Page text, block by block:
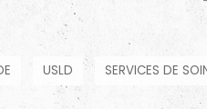
USLD SERVICES DE